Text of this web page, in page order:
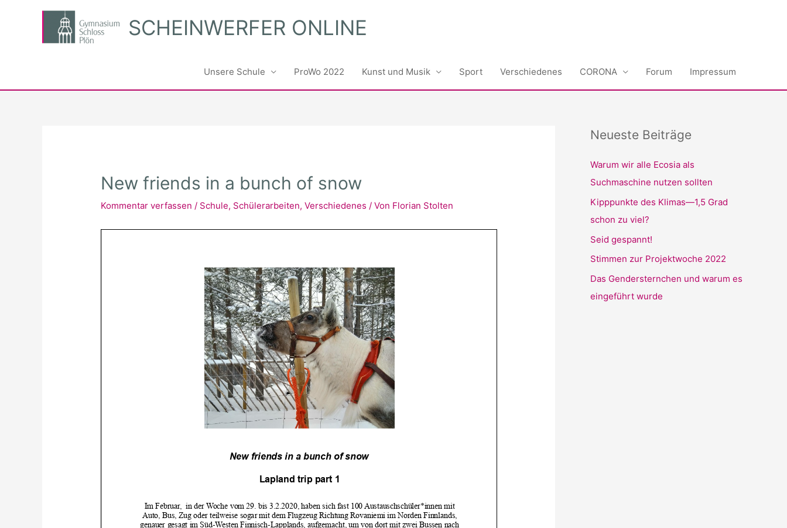
SCHEINWERFER ONLINE
Unsere Schule ProWo 2022 Kunst und Musik Sport Verschiedenes CORONA Forum Impressum
New friends in a bunch of snow
Kommentar verfassen / Schule, Schülerarbeiten,Verschiedenes / Von Florian Stolten
Neueste Beiträge
Warum wir alle Ecosia als
Suchmaschine nutzen sollten
Kipppunkte des Klimas—1,5 Grad
schon zu viel?
Seid gespannt!
Stimmen zur Projektwoche 2022
Das Gendersternchen und warum es
eingeführt wurde